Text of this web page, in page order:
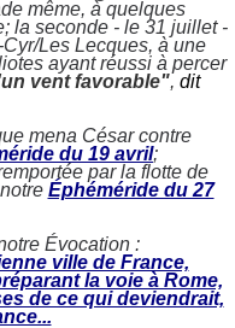
même, à quelques
la seconde - le 31 juillet -
Les Lecques, à une
ayant réussi à percer
vent favorable", dit
mena César contre
du 19 avril;
par la flotte de
Éphéméride du 27
Évocation :
ville de France,
la voie à Rome,
de ce qui deviendrait,